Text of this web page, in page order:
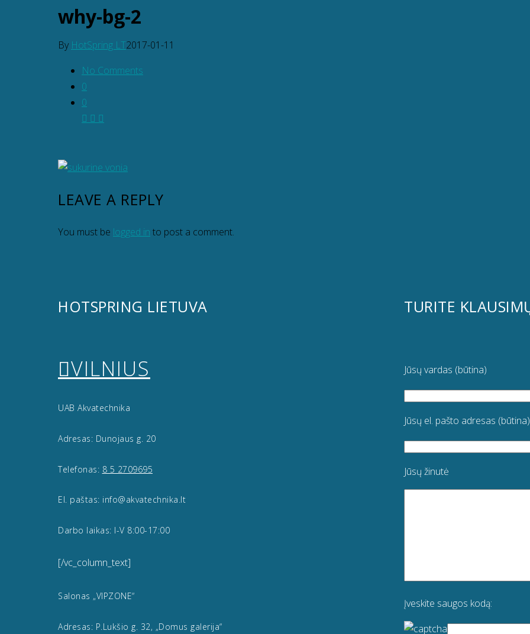
why-bg-2
By HotSpring LT2017-01-11
No Comments
0
0
LEAVE A REPLY
You must be logged in to post a comment.
HOTSPRING LIETUVA
VILNIUS
UAB Akvatechnika
Adresas: Dunojaus g. 20
Telefonas: 8 5 2709695
El. paštas: info@akvatechnika.lt
Darbo laikas: I-V 8:00-17:00
[/vc_column_text]
Salonas „VIPZONE“
Adresas: P.Lukšio g. 32, „Domus galerija“
TURITE
Jūsų vardas (būtina)
Jūsų el. pašto adresas (būtina)
Jūsų žinutė
Įveskite saugos kodą: